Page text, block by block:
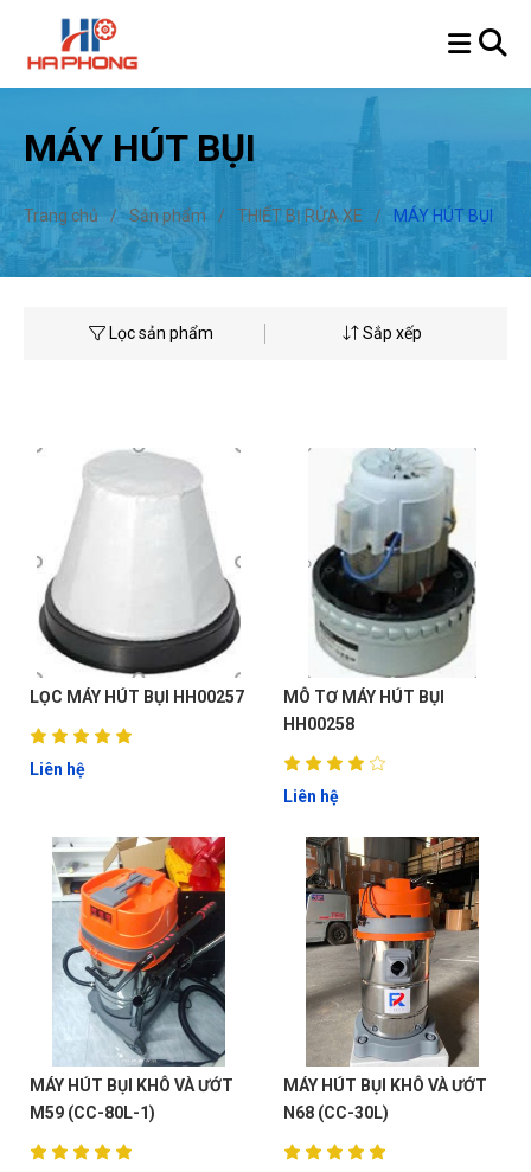
MÁY HÚT BỤI
Trang chủ / Sản phẩm / THIẾT BỊ RỬA XE / MÁY HÚT BỤI
Lọc sản phẩm Sắp xếp
LỌC MÁY HÚT BỤI HH00257
Liên hệ
MÔ TƠ MÁY HÚT BỤI
HH00258
Liên hệ
MÁY HÚT BỤI KHÔ VÀ ƯỚT
M59 (CC-80L-1)
MÁY HÚT BỤI KHÔ VÀ ƯỚT
N68 (CC-30L)